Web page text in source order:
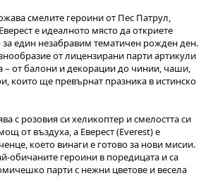
смелите героини от Пес Патрул,
е идеалното място да откриете
един незабравим тематичен рожден ден.
от лицензирани парти артикули
– от балони и декорации до чинии, чаши,
които ще превърнат празника в истинско
с розовия си хеликоптер и смелостта си
от въздуха, а Еверест (Everest) е
което винаги е готово за нови мисии.
обичаните героини в поредицата и са
парти с нежни цветове и весела